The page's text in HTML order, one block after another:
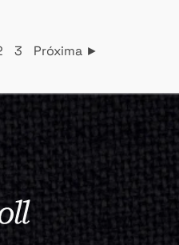
3 Próxima ►